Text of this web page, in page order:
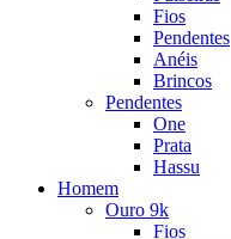
Fios
Pendentes
Anéis
Brincos
Pendentes
One
Prata
Hassu
Homem
Ouro 9k
Fios